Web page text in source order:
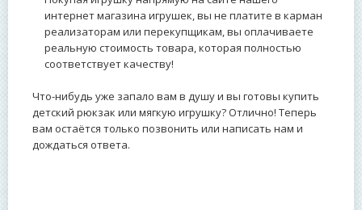
интернет магазина игрушек, вы не платите в карман
реализаторам или перекупщикам, вы оплачиваете
реальную стоимость товара, которая полностью
соответствует качеству!
Что-нибудь уже запало вам в душу и вы готовы купить
детский рюкзак или мягкую игрушку? Отлично! Теперь
вам остаётся только позвонить или написать нам и
дождаться ответа.